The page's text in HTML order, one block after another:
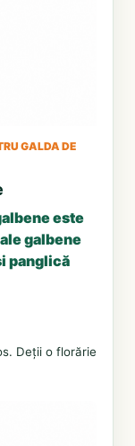
GALDA DE
este
galbene
panglică
Deții o florărie